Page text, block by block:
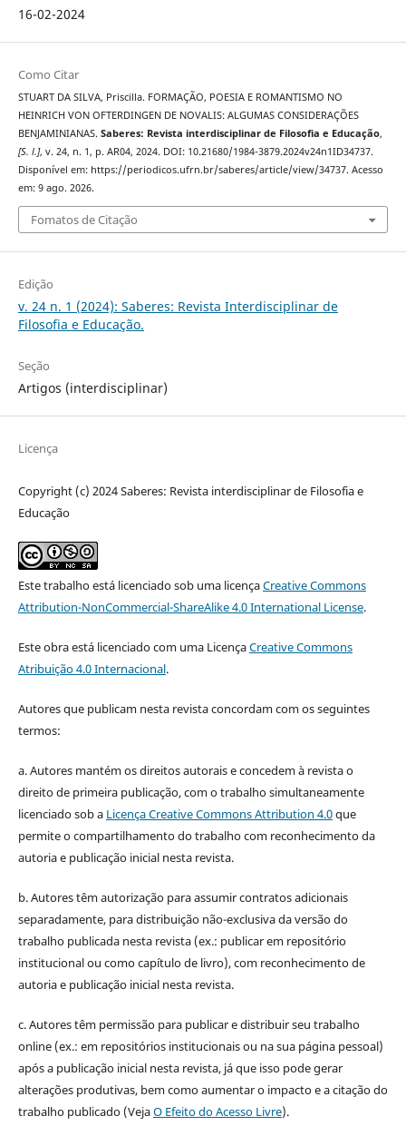
16-02-2024
Como Citar
STUART DA SILVA, Priscilla. FORMAÇÃO, POESIA E ROMANTISMO NO
HEINRICH VON OFTERDINGEN DE NOVALIS: ALGUMAS CONSIDERAÇÕES
BENJAMINIANAS. Saberes: Revista interdisciplinar de Filosofia e Educação,
[S. l.], v. 24, n. 1, p. AR04, 2024. DOI: 10.21680/1984-3879.2024v24n1ID34737.
Disponível em: https://periodicos.ufrn.br/saberes/article/view/34737. Acesso
em: 9 ago. 2026.
Fomatos de Citação
Edição
v. 24 n. 1 (2024): Saberes: Revista Interdisciplinar de
Filosofia e Educação.
Seção
Artigos (interdisciplinar)
Licença
Copyright (c) 2024 Saberes: Revista interdisciplinar de Filosofia e
Educação
Este trabalho está licenciado sob uma licençaCreative Commons
Attribution-NonCommercial-ShareAlike 4.0 International License.
Este obra está licenciado com uma LicençaCreative Commons
Atribuição 4.0 Internacional.
Autores que publicam nesta revista concordam com os seguintes
termos:
a. Autores mantém os direitos autorais e concedem à revista o
direito de primeira publicação, com o trabalho simultaneamente
licenciado sob a Licença Creative Commons Attribution 4.0que
permite o compartilhamento do trabalho com reconhecimento da
autoria e publicação inicial nesta revista.
b. Autores têm autorização para assumir contratos adicionais
separadamente, para distribuição não-exclusiva da versão do
trabalho publicada nesta revista (ex.: publicar em repositório
institucional ou como capítulo de livro), com reconhecimento de
autoria e publicação inicial nesta revista.
c. Autores têm permissão para publicar e distribuir seu trabalho
online (ex.: em repositórios institucionais ou na sua página pessoal)
após a publicação inicial nesta revista, já que isso pode gerar
alterações produtivas, bem como aumentar o impacto e a citação do
trabalho publicado (VejaO Efeito do Acesso Livre).